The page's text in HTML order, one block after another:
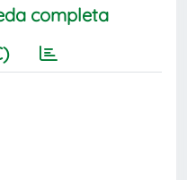
completa